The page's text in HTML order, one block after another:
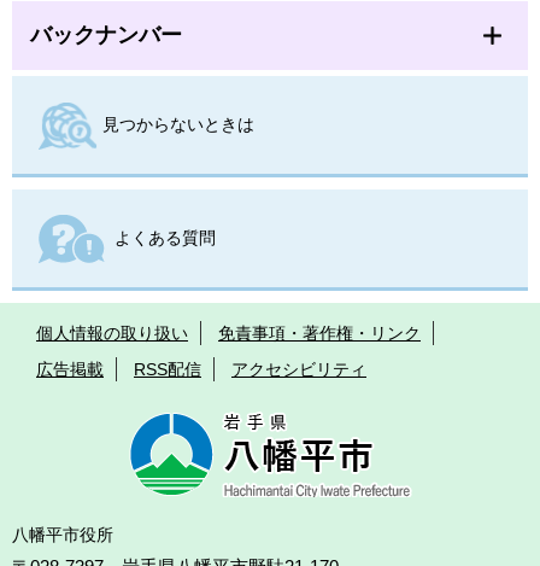
バックナンバー
見つからないときは
よくある質問
個人情報の取り扱い
免責事項・著作権・リンク
広告掲載
RSS配信 アクセシビリティ
八幡平市役所